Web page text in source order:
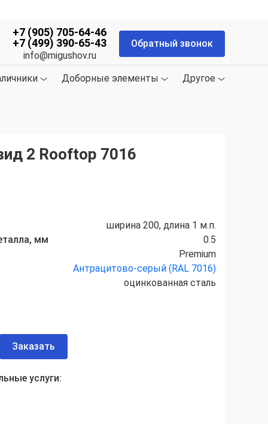
+7 (905) 705-64-46
+7 (499) 390-65-43
info@migushov.ru
Обратный звонок
Доборные элементы Другое
2 Rooftop 7016
ширина 200, длина 1 м.п.
мм
0.5
Premium
Антрацитово-серый (RAL 7016)
оцинкованная сталь
Заказать
услуги: